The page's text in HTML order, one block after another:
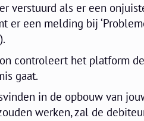
verstuurd als er een
er een melding bij
controleert het platform
gaat.
in de opbouw van
werken, zal de